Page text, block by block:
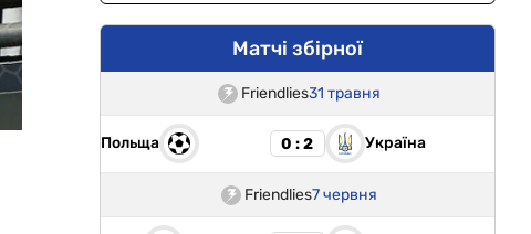
Матчі збірної
Friendlies31 травня
Польща 0 : 2 Україна
Friendlies7 червня